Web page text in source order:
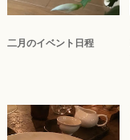
二月のイベント日程